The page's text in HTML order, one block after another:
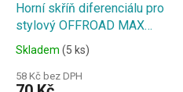
Horní skříň diferenciálu pro
stylový OFFROAD MAX
Angry Beast 1:18
Skladem (5 ks)
58 Kč bez DPH